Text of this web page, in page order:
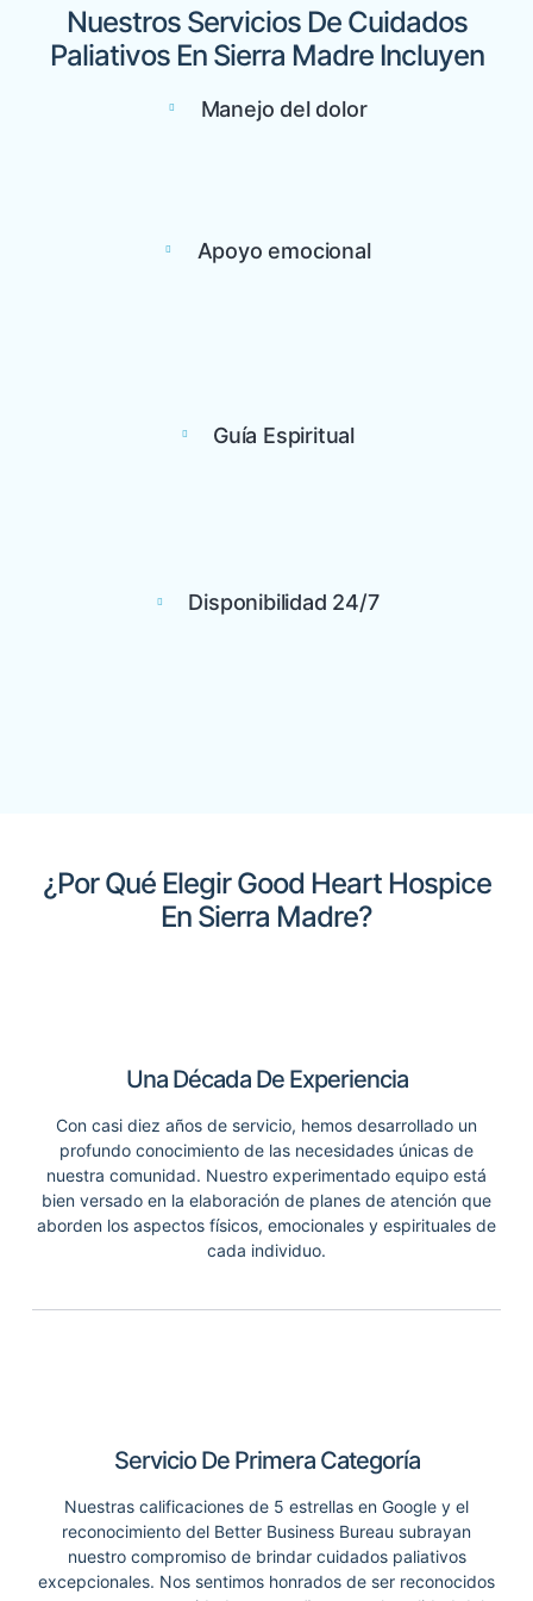
Nuestros Servicios De Cuidados
Paliativos En Sierra Madre Incluyen
Manejo del dolor
Apoyo emocional
Guía Espiritual
Disponibilidad 24/7
¿Por Qué Elegir Good Heart Hospice
En Sierra Madre?
Una Década De Experiencia
Con casi diez años de servicio, hemos desarrollado un
profundo conocimiento de las necesidades únicas de
nuestra comunidad. Nuestro experimentado equipo está
bien versado en la elaboración de planes de atención que
aborden los aspectos físicos, emocionales y espirituales de
cada individuo.
Servicio De Primera Categoría
Nuestras calificaciones de 5 estrellas en Google y el
reconocimiento del Better Business Bureau subrayan
nuestro compromiso de brindar cuidados paliativos
excepcionales. Nos sentimos honrados de ser reconocidos